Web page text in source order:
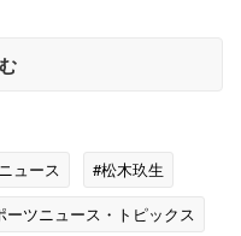
ュース
#松木玖生
ーツニュース・トピックス